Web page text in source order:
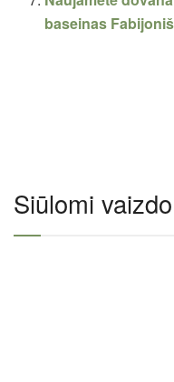
baseinas
Siūlomi